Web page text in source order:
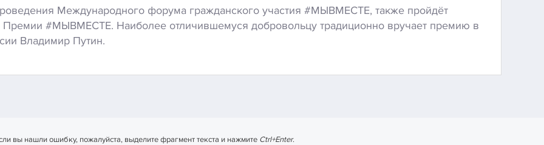
Международного форума гражданского участия #МЫВМЕСТЕ, также пройдёт
#МЫВМЕСТЕ. Наиболее отличившемуся добровольцу традиционно вручает премию в
Владимир Путин.
вы нашли ошибку, пожалуйста, выделите фрагмент текста и нажмите Ctrl+Enter.